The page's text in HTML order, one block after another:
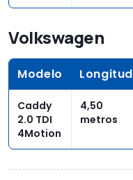
Volkswagen
Modelo Longitud
Caddy
2.0 TDI
4Motion
4,50
metros